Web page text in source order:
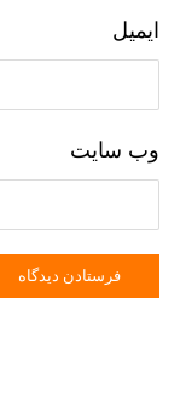
ایمیل
وب‌ سایت